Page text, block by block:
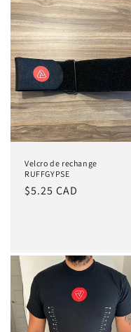
Velcro de rechange
RUFFGYPSE
Prix
$5.25 CAD